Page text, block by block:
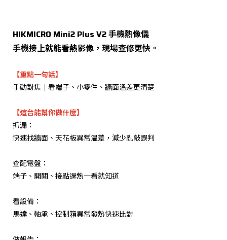
HIKMICRO Mini2 Plus V2 手機熱像儀
手機接上就能看熱影像，現場查修更快。
【重點一句話】
手動對焦｜看端子、小零件、牆面溫差更清楚
【這台能幫你做什麼】
抓漏：
快速找牆面、天花板異常溫差，減少亂敲誤判
查配電盤：
端子、開關、接點過熱一看就知道
看設備：
馬達、軸承、控制箱異常發熱快速比對